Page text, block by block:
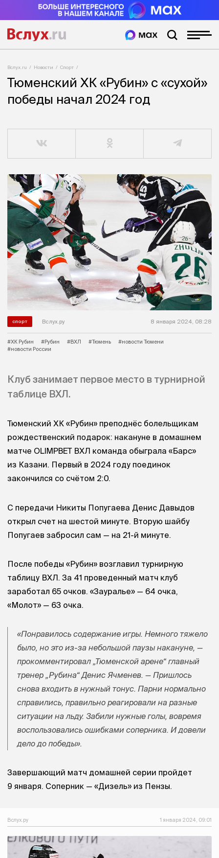
Вслух.ru Новости Спорт
Тюменский ХК «Рубин» с «сухой»
победы начал 2024 год
спорт Вслух.ру 8 января 2024, 08:28
#ХК Рубин #Рубин #ВХЛ #Тюмень
#новости Тюмени
#новости России
Клуб занимает первое место в турнирной
таблице ВХЛ.
Тюменский ХК «Рубин» преподнёс болельщикам
рождественский подарок: накануне в домашнем
матче OLIMPBET ВХЛ команда обыграла «Барс»
из Казани. Первый в 2024 году поединок
закончился со счётом 2:0.
С передачи Никиты Попугаева Денис Давыдов
открыл счет на шестой минуте. Вторую шайбу
Попугаев забросил сам — на 21-й минуте.
После победы «Рубин» возглавил турнирную
таблицу ВХЛ. За 41 проведенный матч клуб
заработал 65 очков. «Зауралье» — 64 очка,
«Молот» — 63 очка.
«Понравилось содержание игры. Немного тяжело
было, но это из-за небольшой паузы накануне, —
прокомментировал „Тюменской арене“ главный
тренер „Рубина“ Денис Ячменев. — Пришлось
снова входить в нужный тонус. Парни нормально
справились, правильно реагировали на разные
ситуации на льду. Забили нужные голы, вовремя
воспользовались ошибками соперника. И довели
дело до победы».
Завершающий матч домашней серии пройдет
9 января. Соперник — «Дизель» из Пензы.
Вслух.ру 1 января 2024, 09:01